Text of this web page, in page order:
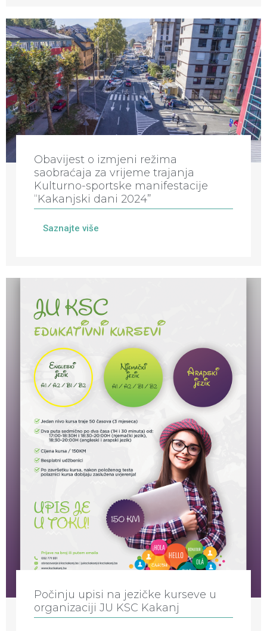
Obavijest o izmjeni režima
saobraćaja za vrijeme trajanja
Kulturno-sportske manifestacije
“Kakanjski dani 2024”
Saznajte više
Počinju upisi na jezičke kurseve u
organizaciji JU KSC Kakanj